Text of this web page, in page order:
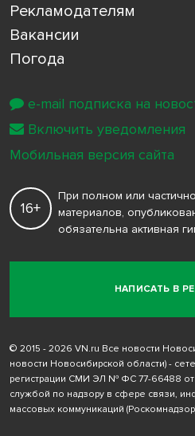
Рекламодателям
Вакансии
Погода
НАПИСАТЬ В
16+
При полном или
материалов,
обязательна активная
© 2015 - 2026 VN.ru Все новости
новости Новосибирской области) -
регистрации СМИ ЭЛ № ФС 77-66488 от
службой по надзору в сфере связи,
массовых коммуникаций
e-mail подписка на
Включить уведомления
Мобильная версия сайта